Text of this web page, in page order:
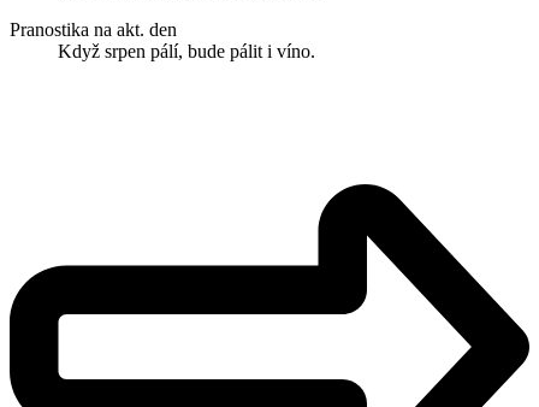
Pranostika na akt. den
Když srpen pálí, bude pálit i víno.